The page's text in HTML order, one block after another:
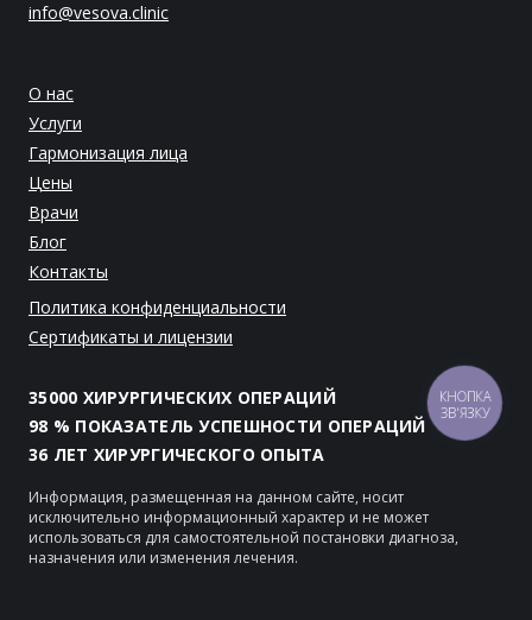
info@vesova.clinic
О нас
Услуги
Гармонизация лица
Цены
Врачи
Блог
Контакты
Политика конфиденциальности
Сертификаты и лицензии
35000 ХИРУРГИЧЕСКИХ ОПЕРАЦИЙ
98 % ПОКАЗАТЕЛЬ УСПЕШНОСТИ ОПЕРАЦИЙ
36 ЛЕТ ХИРУРГИЧЕСКОГО ОПЫТА
Информация, размещенная на данном сайте, носит
исключительно информационный характер и не может
использоваться для самостоятельной постановки диагноза,
назначения или изменения лечения.
КНОПКА
ЗВ'ЯЗКУ